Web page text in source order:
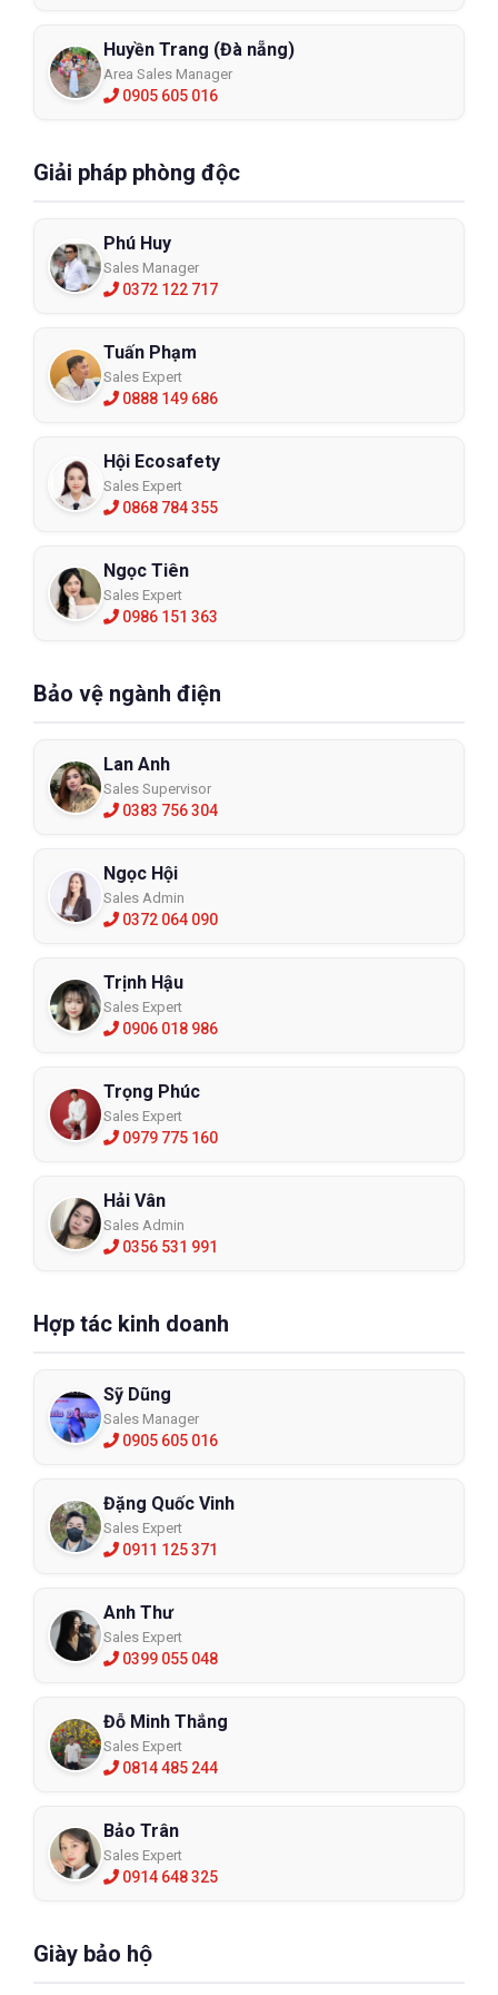
Huyền Trang (Đà nẵng)
Area Sales Manager
0905 605 016
Giải pháp phòng độc
Phú Huy
Sales Manager
0372 122 717
Tuấn Phạm
Sales Expert
0888 149 686
Hội Ecosafety
Sales Expert
0868 784 355
Ngọc Tiên
Sales Expert
0986 151 363
Bảo vệ ngành điện
Lan Anh
Sales Supervisor
0383 756 304
Ngọc Hội
Sales Admin
0372 064 090
Trịnh Hậu
Sales Expert
0906 018 986
Trọng Phúc
Sales Expert
0979 775 160
Hải Vân
Sales Admin
0356 531 991
Hợp tác kinh doanh
Sỹ Dũng
Sales Manager
0905 605 016
Đặng Quốc Vinh
Sales Expert
0911 125 371
Anh Thư
Sales Expert
0399 055 048
Đỗ Minh Thắng
Sales Expert
0814 485 244
Bảo Trân
Sales Expert
0914 648 325
Giày bảo hộ